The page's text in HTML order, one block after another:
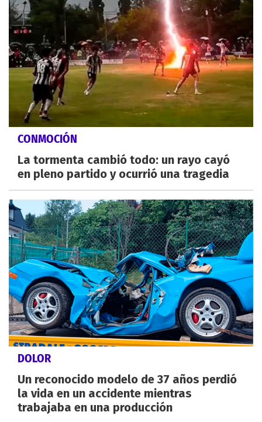
CONMOCIÓN
La tormenta cambió todo: un rayo cayó
en pleno partido y ocurrió una tragedia
DOLOR
Un reconocido modelo de 37 años perdió
la vida en un accidente mientras
trabajaba en una producción